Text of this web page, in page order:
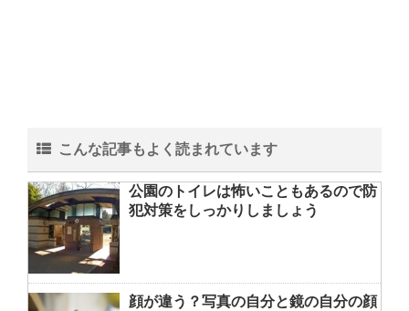
こんな記事もよく読まれています
公園のトイレは怖いこともあるので防
犯対策をしっかりしましょう
顔が違う？写真の自分と鏡の自分の顔